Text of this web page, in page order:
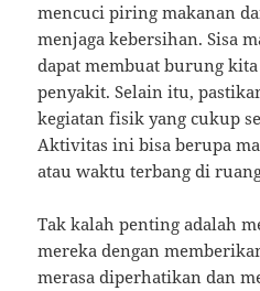
mencuci piring makanan
menjaga kebersihan. Sisa
dapat membuat burung
penyakit. Selain itu,
kegiatan fisik yang cukup
Aktivitas ini bisa berupa
atau waktu terbang di
Tak kalah penting adalah
mereka dengan
merasa diperhatikan dan